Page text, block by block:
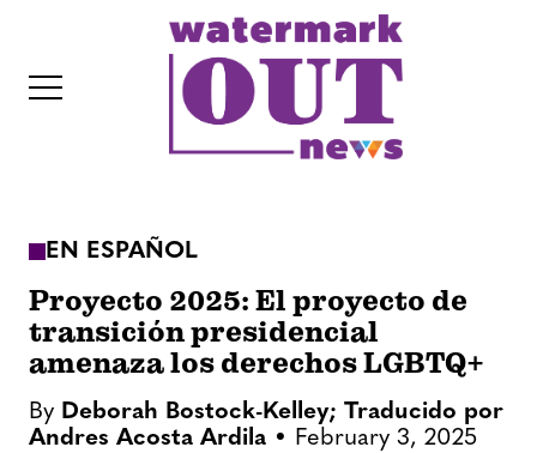
EN ESPAÑOL
Proyecto 2025: El proyecto de
transición presidencial
amenaza los derechos LGBTQ+
By Deborah Bostock-Kelley; Traducido por
Andres Acosta Ardila
February 3, 2025